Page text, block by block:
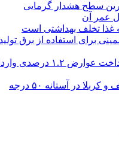
سطح هشدار گرمایی
عمر آن
غذا تخلف بهداشتی است
برای استفاده از برق
در آستانه ۵۰ درجه